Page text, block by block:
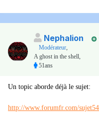
Nephalion
Modérateur,
A ghost in the shell,
51ans
Un topic aborde déjà le sujet:
http://www.forumfr.com/